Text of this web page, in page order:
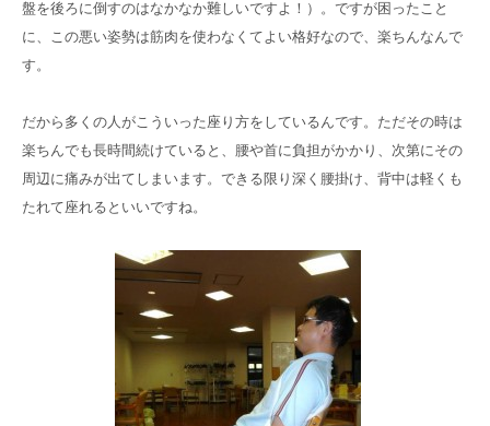
盤を後ろに倒すのはなかなか難しいですよ！）。ですが困ったこと
に、この悪い姿勢は筋肉を使わなくてよい格好なので、楽ちんなんで
す。
だから多くの人がこういった座り方をしているんです。ただその時は
楽ちんでも長時間続けていると、腰や首に負担がかかり、次第にその
周辺に痛みが出てしまいます。できる限り深く腰掛け、背中は軽くも
たれて座れるといいですね。